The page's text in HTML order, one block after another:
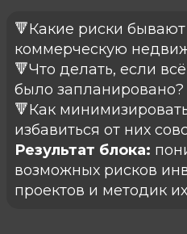
🔻Какие риски
коммерческую
🔻Что делать, если
было запланировано?
🔻Как
избавиться от них
Результат блока:
возможных рисков
проектов и методик